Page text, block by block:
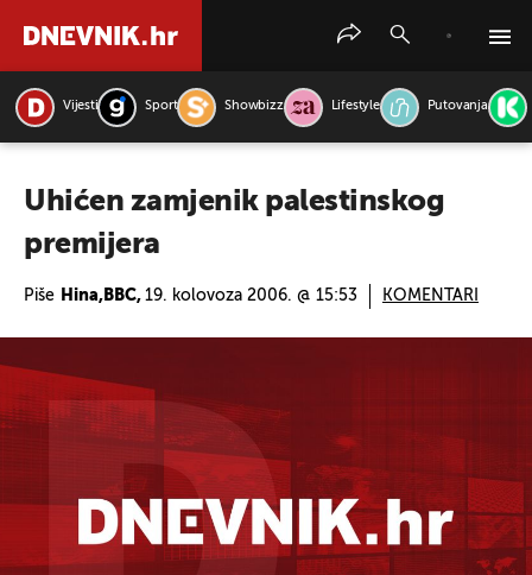
Vijesti Sport Showbizz Lifestyle Putovanja
Uhićen zamjenik palestinskog
premijera
Piše Hina,BBC, 19. kolovoza 2006. @ 15:53 KOMENTARI
PRETRAŽITE VIJESTI